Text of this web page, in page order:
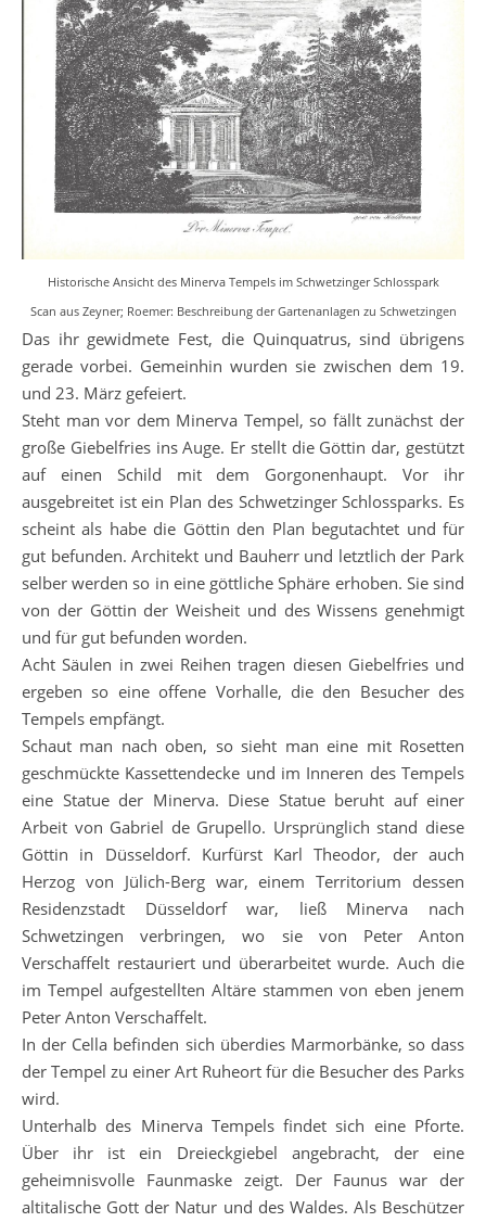
Historische Ansicht des Minerva Tempels im Schwetzinger Schlosspark
Scan aus Zeyner; Roemer: Beschreibung der Gartenanlagen zu Schwetzingen
Das ihr gewidmete Fest, die Quinquatrus, sind übrigens
gerade vorbei. Gemeinhin wurden sie zwischen dem 19.
und 23. März gefeiert.
Steht man vor dem Minerva Tempel, so fällt zunächst der
große Giebelfries ins Auge. Er stellt die Göttin dar, gestützt
auf einen Schild mit dem Gorgonenhaupt. Vor ihr
ausgebreitet ist ein Plan des Schwetzinger Schlossparks. Es
scheint als habe die Göttin den Plan begutachtet und für
gut befunden. Architekt und Bauherr und letztlich der Park
selber werden so in eine göttliche Sphäre erhoben. Sie sind
von der Göttin der Weisheit und des Wissens genehmigt
und für gut befunden worden.
Acht Säulen in zwei Reihen tragen diesen Giebelfries und
ergeben so eine offene Vorhalle, die den Besucher des
Tempels empfängt.
Schaut man nach oben, so sieht man eine mit Rosetten
geschmückte Kassettendecke und im Inneren des Tempels
eine Statue der Minerva. Diese Statue beruht auf einer
Arbeit von Gabriel de Grupello. Ursprünglich stand diese
Göttin in Düsseldorf. Kurfürst Karl Theodor, der auch
Herzog von Jülich-Berg war, einem Territorium dessen
Residenzstadt Düsseldorf war, ließ Minerva nach
Schwetzingen verbringen, wo sie von Peter Anton
Verschaffelt restauriert und überarbeitet wurde. Auch die
im Tempel aufgestellten Altäre stammen von eben jenem
Peter Anton Verschaffelt.
In der Cella befinden sich überdies Marmorbänke, so dass
der Tempel zu einer Art Ruheort für die Besucher des Parks
wird.
Unterhalb des Minerva Tempels findet sich eine Pforte.
Über ihr ist ein Dreieckgiebel angebracht, der eine
geheimnisvolle Faunmaske zeigt. Der Faunus war der
altitalische Gott der Natur und des Waldes. Als Beschützer